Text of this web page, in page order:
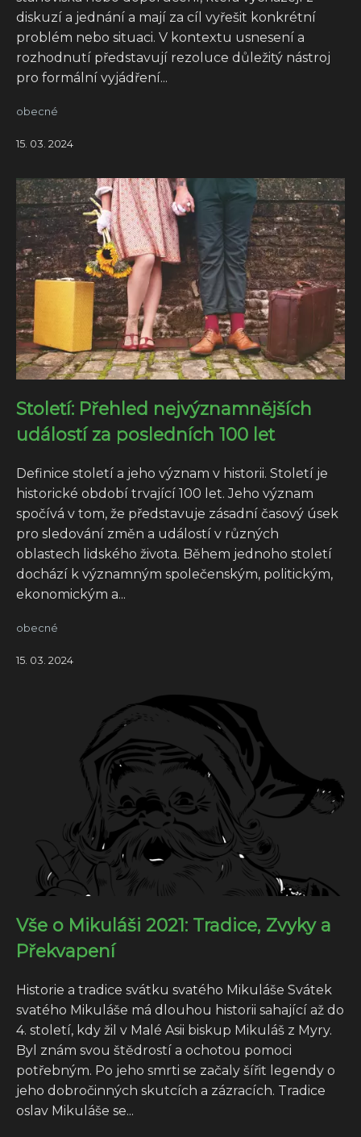
diskuzí a jednání a mají za cíl vyřešit konkrétní
problém nebo situaci. V kontextu usnesení a
rozhodnutí představují rezoluce důležitý nástroj
pro formální vyjádření...
obecné
15. 03. 2024
Století: Přehled nejvýznamnějších
událostí za posledních 100 let
Definice století a jeho význam v historii. Století je
historické období trvající 100 let. Jeho význam
spočívá v tom, že představuje zásadní časový úsek
pro sledování změn a událostí v různých
oblastech lidského života. Během jednoho století
dochází k významným společenským, politickým,
ekonomickým a...
obecné
15. 03. 2024
Vše o Mikuláši 2021: Tradice, Zvyky a
Překvapení
Historie a tradice svátku svatého Mikuláše Svátek
svatého Mikuláše má dlouhou historii sahající až do
4. století, kdy žil v Malé Asii biskup Mikuláš z Myry.
Byl znám svou štědrostí a ochotou pomoci
potřebným. Po jeho smrti se začaly šířit legendy o
jeho dobročinných skutcích a zázracích. Tradice
oslav Mikuláše se...